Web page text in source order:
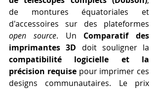
de montures équatoriales et
open source. Un Comparatif des
imprimantes 3D
compatibilité logicielle et la
précision requise pour imprimer ces
designs communautaires. Le prix